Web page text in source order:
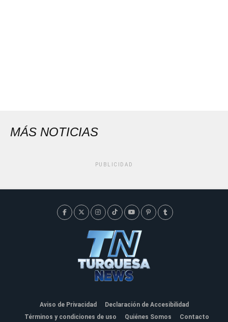
MÁS NOTICIAS
PUBLICIDAD
Aviso de Privacidad
Declaración de Accesibilidad
Términos y condiciones de uso
Quiénes Somos Contacto